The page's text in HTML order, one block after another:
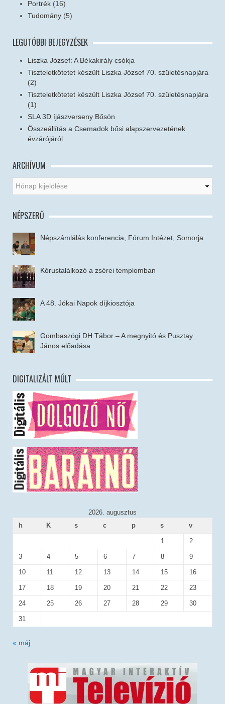
Portrék (16)
Tudomány (5)
LEGUTÓBBI BEJEGYZÉSEK
Liszka József: A Békakirály csókja
Tiszteletkötetet készült Liszka József 70. születésnapjára
(2)
Tiszteletkötetet készült Liszka József 70. születésnapjára
(1)
SLA 3D íjászverseny Bősön
Összeállítás a Csemadok bősi alapszervezetének
évzárójáról
ARCHÍVUM
NÉPSZERŰ
Népszámlálás konferencia, Fórum Intézet, Somorja
Kórustalálkozó a zsérei templomban
A 48. Jókai Napok díjkiosztója
Gombaszögi DH Tábor – A megnyitó és Pusztay
János előadása
DIGITALIZÁLT MÚLT
2026. augusztus
h
K s c p s v
1 2
3 4 5 6 7 8 9
10 11 12 13 14 15 16
17 18 19 20 21 22 23
24 25 26 27 28 29 30
31
« máj